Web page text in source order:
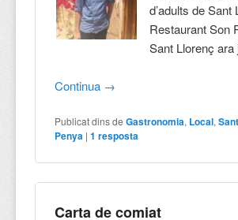
d’adults de
Restaurant Son
Sant Llorenç
Continua →
Publicat dins de Gastronomia, Local,
Penya |1 resposta
Carta de comiat